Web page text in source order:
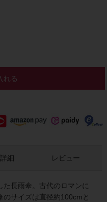
れる
長雨傘。古代のロマンに
サイズは直径約100cmと
細 レビュー